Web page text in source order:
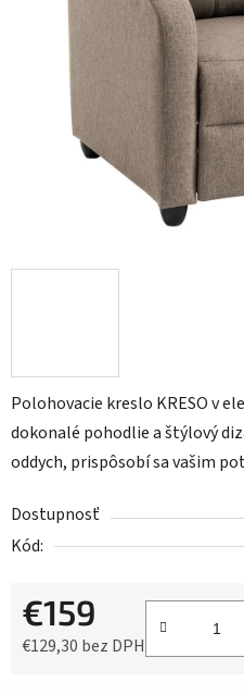
Polohovacie kreslo KRESO v
dokonalé pohodlie a štýlový
oddych, prispôsobí sa vašim
Dostupnosť
Kód:
€159
€129,30 bez DPH